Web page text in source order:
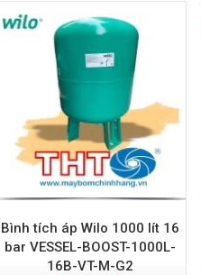
Bình tích áp Wilo 1000 lít 16
bar VESSEL-BOOST-1000L-
16B-VT-M-G2